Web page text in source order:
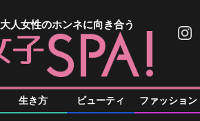
大人女性のホンネに向き合う
生き方 ビューティ ファッション